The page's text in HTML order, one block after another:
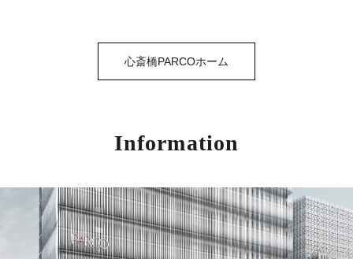
心斎橋PARCOホーム
Information